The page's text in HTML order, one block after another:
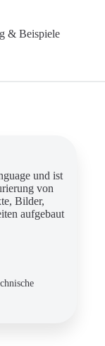
& Beispiele
und ist
von
Bilder,
aufgebaut